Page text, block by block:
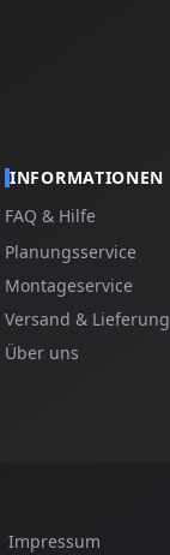
INFORMATIONEN
FAQ & Hilfe
Planungsservice
Montageservice
Versand & Lieferung
Über uns
Impressum